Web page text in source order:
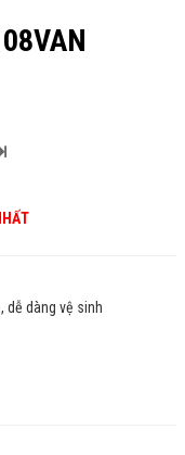
dễ dàng vệ sinh